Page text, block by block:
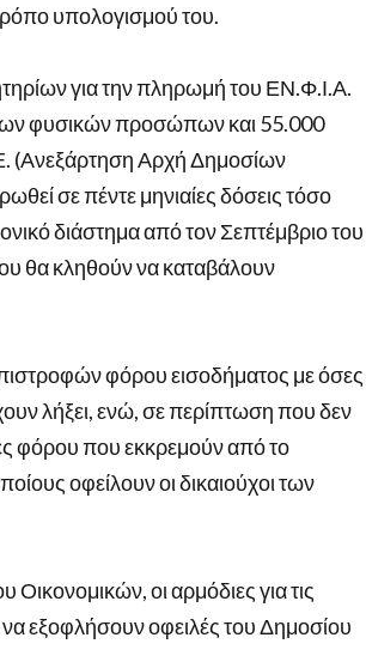
υπολογισμού του.
για την πληρωμή του ΕΝ.Φ.Ι.Α.
φυσικών προσώπων και 55.000
(Ανεξάρτηση Αρχή Δημοσίων
σε πέντε μηνιαίες δόσεις τόσο
διάστημα από τον Σεπτέμβριο του
θα κληθούν να καταβάλουν
φόρου εισοδήματος με όσες
λήξει, ενώ, σε περίπτωση που δεν
φόρου που εκκρεμούν από το
οφείλουν οι δικαιούχοι των
οι αρμόδιες για τις
εξοφλήσουν οφειλές του Δημοσίου